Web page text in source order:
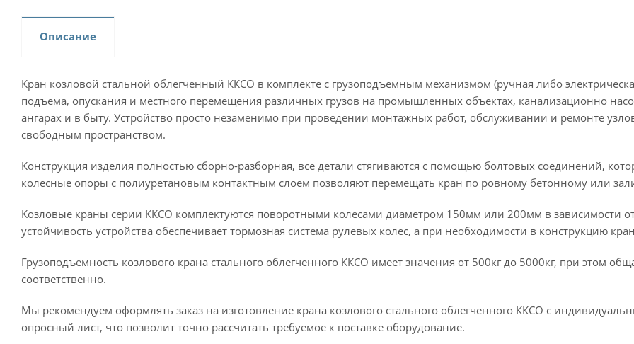
Описание
Кран козловой стальной облегченный ККСО в комплекте с грузоподъемным механизмом (ручная либо
подъема, опускания и местного перемещения различных грузов на промышленных объектах, канализационно
ангарах и в быту. Устройство просто незаменимо при проведении монтажных работ, обслуживании и ремонте
свободным пространством.
Конструкция изделия полностью сборно-разборная, все детали стягиваются с помощью болтовых соединений,
колесные опоры с полиуретановым контактным слоем позволяют перемещать кран по ровному бетонному или
Козловые краны серии ККСО комплектуются поворотными колесами диаметром 150мм или 200мм в зависимости
устойчивость устройства обеспечивает тормозная система рулевых колес, а при необходимости в конструкцию
Грузоподъемность козлового крана стального облегченного ККСО имеет значения от 500кг до 5000кг, при этом
соответственно.
Мы рекомендуем оформлять заказ на изготовление крана козлового стального облегченного ККСО с
опросный лист, что позволит точно рассчитать требуемое к поставке оборудование.